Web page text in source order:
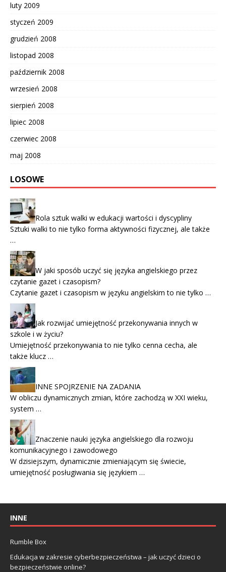
luty 2009
styczeń 2009
grudzień 2008
listopad 2008
październik 2008
wrzesień 2008
sierpień 2008
lipiec 2008
czerwiec 2008
maj 2008
LOSOWE
Rola sztuk walki w edukacji wartości i dyscypliny
Sztuki walki to nie tylko forma aktywności fizycznej, ale także
…
W jaki sposób uczyć się języka angielskiego przez
czytanie gazet i czasopism?
Czytanie gazet i czasopism w języku angielskim to nie tylko …
Jak rozwijać umiejętność przekonywania innych w
szkole i w życiu?
Umiejętność przekonywania to nie tylko cenna cecha, ale
także klucz …
INNE SPOJRZENIE NA ZADANIA
W obliczu dynamicznych zmian, które zachodzą w XXI wieku,
system …
Znaczenie nauki języka angielskiego dla rozwoju
komunikacyjnego i zawodowego
W dzisiejszym, dynamicznie zmieniającym się świecie,
umiejętność posługiwania się językiem …
INNE
Rumble Box
Edukacja w zakresie cyberbezpieczeństwa – jak uczyć dzieci o
bezpieczeństwie online?